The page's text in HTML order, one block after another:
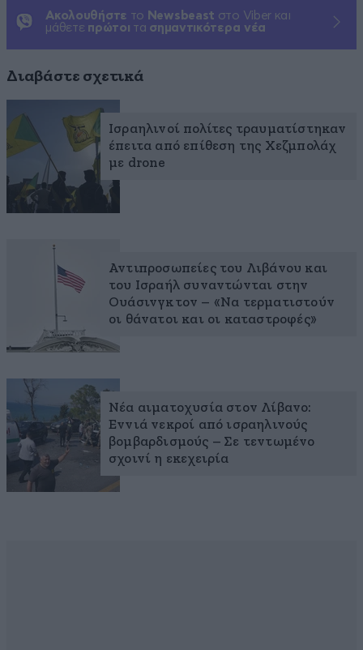
Ακολουθήστε το Newsbeast στο Viber και
μάθετε πρώτοι τα σημαντικότερα νέα
Διαβάστε σχετικά
Ισραηλινοί πολίτες τραυματίστηκαν
έπειτα από επίθεση της Χεζμπολάχ
με drone
Αντιπροσωπείες του Λιβάνου και
του Ισραήλ συναντώνται στην
Ουάσινγκτον – «Να τερματιστούν
οι θάνατοι και οι καταστροφές»
Νέα αιματοχυσία στον Λίβανο:
Εννιά νεκροί από ισραηλινούς
βομβαρδισμούς – Σε τεντωμένο
σχοινί η εκεχειρία